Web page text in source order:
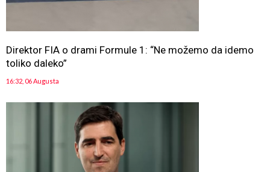
Direktor FIA o drami Formule 1: “Ne možemo da idemo
toliko daleko”
16:32, 06 Augusta